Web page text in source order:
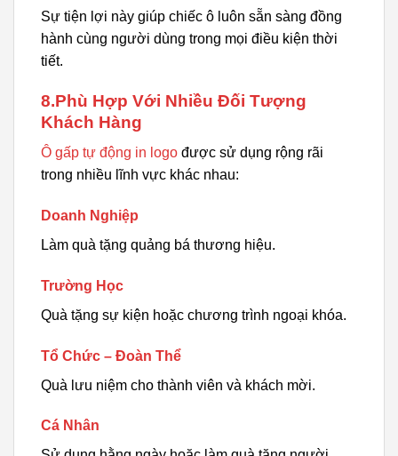
Sự tiện lợi này giúp chiếc ô luôn sẵn sàng đồng
hành cùng người dùng trong mọi điều kiện thời
tiết.
8.Phù Hợp Với Nhiều Đối Tượng
Khách Hàng
Ô gấp tự động in logo được sử dụng rộng rãi
trong nhiều lĩnh vực khác nhau:
Doanh Nghiệp
Làm quà tặng quảng bá thương hiệu.
Trường Học
Quà tặng sự kiện hoặc chương trình ngoại khóa.
Tổ Chức – Đoàn Thể
Quà lưu niệm cho thành viên và khách mời.
Cá Nhân